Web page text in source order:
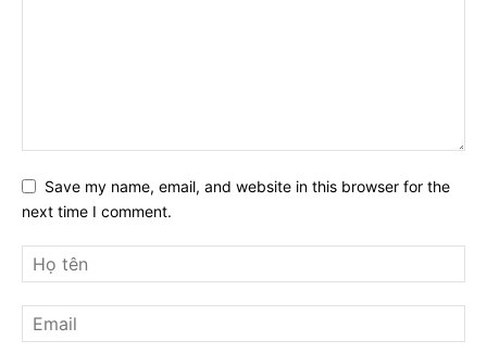
Save my name, email, and website in this browser for the
next time I comment.